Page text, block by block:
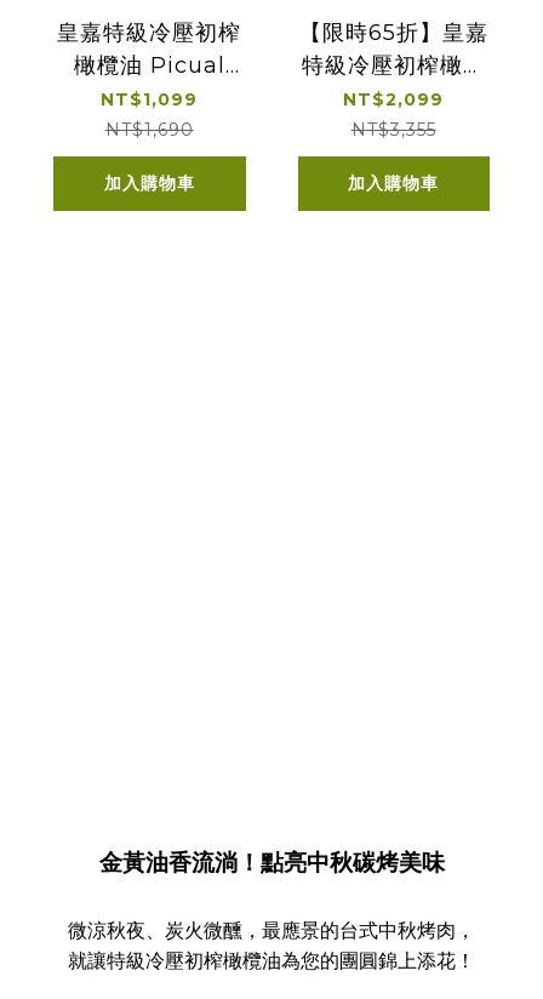
皇嘉特級冷壓初榨
橄欖油 Picual
500ml 單入經典提
盒
NT$1,099
NT$1,690
加入購物車
【限時65折】皇嘉
特級冷壓初榨橄欖
油 500ml 雙入經典
提盒
NT$2,099
NT$3,355
加入購物車
金黃油香流淌！點亮中秋碳烤美味
微涼秋夜、炭火微醺，最應景的台式中秋烤肉，
就讓特級冷壓初榨橄欖油為您的團圓錦上添花！